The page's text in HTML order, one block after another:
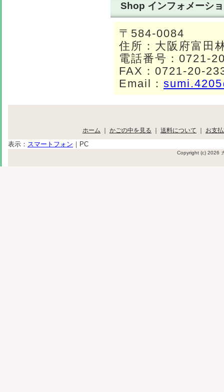
Shop インフォメーシ
〒584-0084
住所：大阪府富田
電話番号：0721-
FAX：0721-20-
Email：
ホーム ｜ かごの中を見る ｜ 送料について ｜ お支
表示： スマートフォン ｜ PC
Copyright (c) 2026